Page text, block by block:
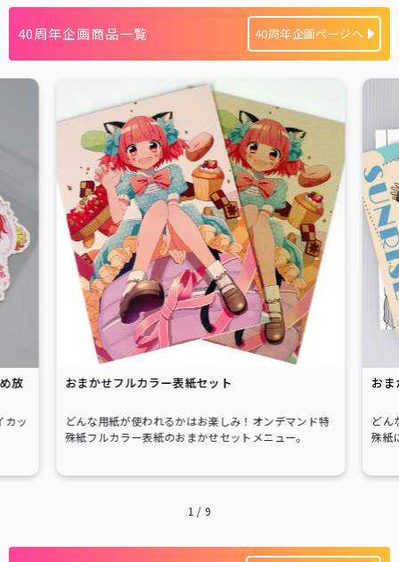
40周年企画商品一覧 40周年企画ページへ
放
カッ
おまかせフルカラー表紙セット
どんな用紙が使われるかはお楽しみ！オンデマンド特
殊紙フルカラー表紙のおまかせセットメニュー。
お
どん
殊紙
1 /9